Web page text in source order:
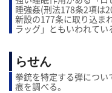
睡強姦(刑法178条2項は
新設の177条に取り込ま
ラッグ」ともいわれてい
らせん
拳銃を特定する弾につ
痕を調べる。